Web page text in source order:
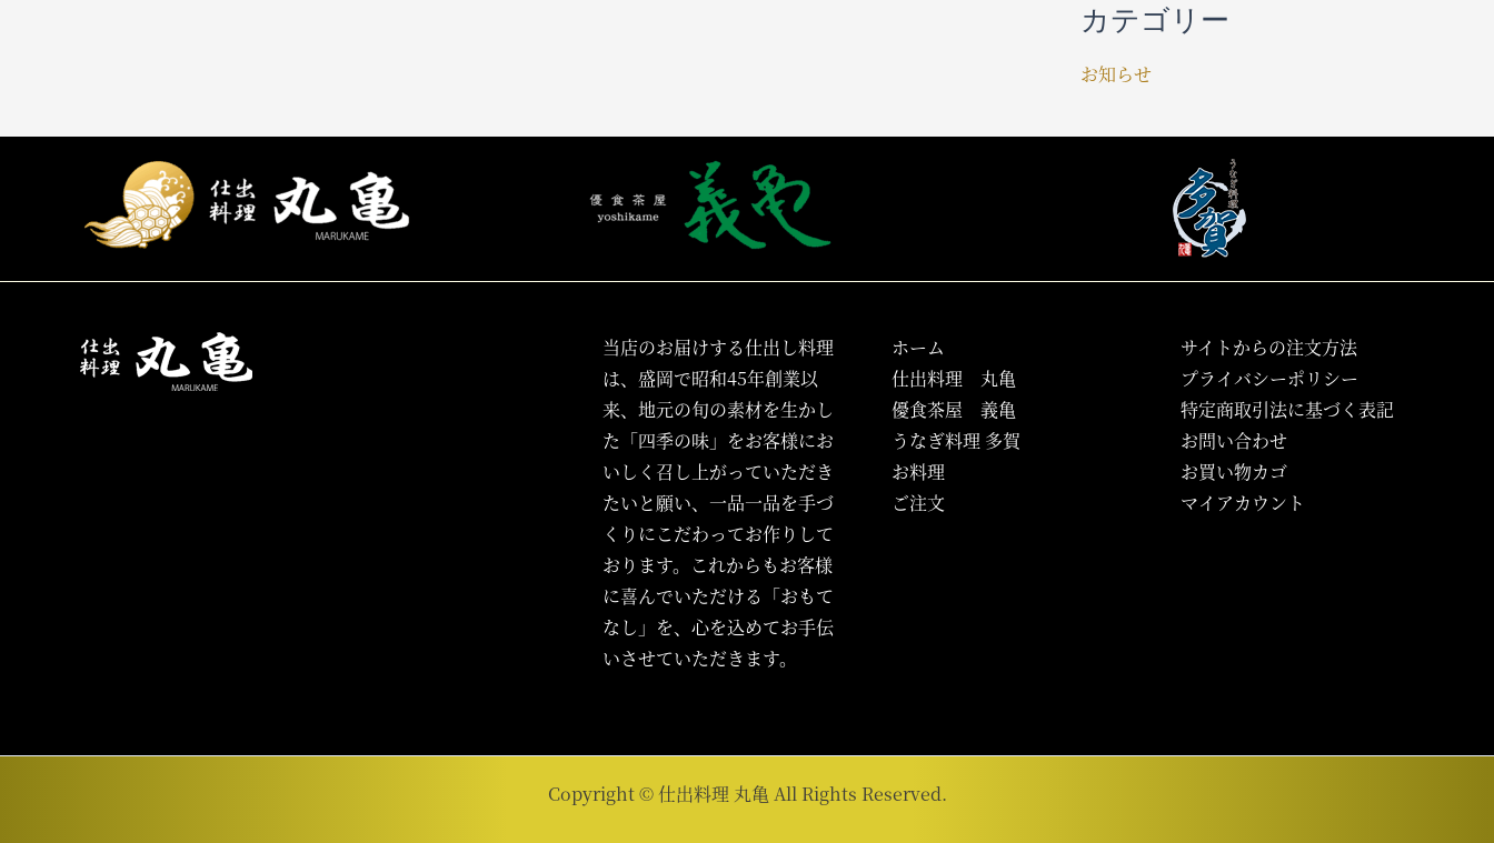
カテゴリー
お知らせ
当店のお届けする仕出し料理
は、盛岡で昭和45年創業以
来、地元の旬の素材を生かし
た「四季の味」をお客様にお
いしく召し上がっていただき
たいと願い、一品一品を手づ
くりにこだわってお作りして
おります。これからもお客様
に喜んでいただける「おもて
なし」を、心を込めてお手伝
いさせていただきます。
ホーム
仕出料理 丸亀
優食茶屋 義亀
うなぎ料理 多賀
お料理
ご注文
サイトからの注文方法
プライバシーポリシー
特定商取引法に基づく表記
お問い合わせ
お買い物カゴ
マイアカウント
Copyright © 仕出料理 丸亀 All Rights Reserved.